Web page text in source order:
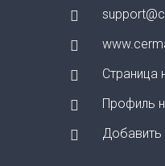
Страница
Профиль